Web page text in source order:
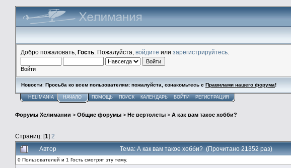
Добро пожаловать, Гость . Пожалуйста, войдите или зарегистрируйтесь
Войти
Новости: Просьба ко всем пользователям: пожалуйста, ознакомьтесь с Правилами нашего форума!
HELIMANIA НАЧАЛО ПОМОЩЬ ПОИСК КАЛЕНДАРЬ ВОЙТИ РЕГИСТРАЦИЯ
Форумы Хелимании > Общие форумы > Не вертолеты > А как вам такое хобби?
Страниц: [1] 2
Автор Тема: А как вам такое хобби? (Прочитано 21352 раз)
0 Пользователей и 1 Гость смотрят эту тему.